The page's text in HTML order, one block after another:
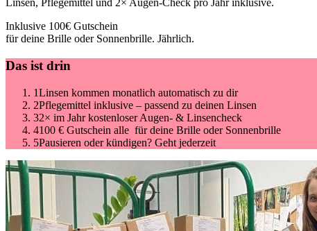
Linsen, Pflegemittel und 2× Augen-Check pro Jahr inklusive.
Inklusive 100€ Gutschein
für deine Brille oder Sonnenbrille. Jährlich.
Das ist drin
1Linsen kommen monatlich automatisch zu dir
2Pflegemittel inklusive – passend zu deinen Linsen
32× im Jahr kostenloser Augen- & Linsencheck
4100 € Gutschein alle für deine Brille oder Sonnenbrille
5Pausieren oder kündigen? Geht jederzeit